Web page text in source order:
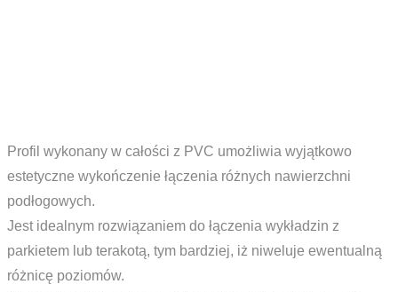
Profil wykonany w całości z PVC umożliwia wyjątkowo
estetyczne wykończenie łączenia różnych nawierzchni
podłogowych.
Jest idealnym rozwiązaniem do łączenia wykładzin z
parkietem lub terakotą, tym bardziej, iż niweluje ewentualną
różnicę poziomów.